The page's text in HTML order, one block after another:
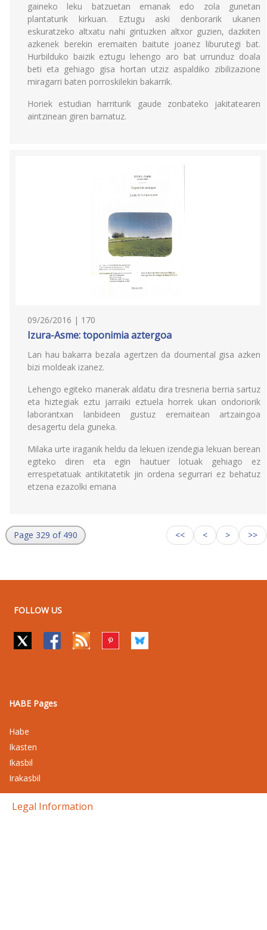
gaineko leku batzuetan emanak edo zola gunetan
plantaturik kirkuan. Eztugu aski denborarik ukanen
eskuratzeko altxatu nahi gintuzken altxor guzien, dazkiten
azkenek berekin eremaiten baitute joanez liburutegi bat.
Hurbilduko baizik eztugu lehengo aro bat urrunduz doala
beti eta gehiago gisa hortan utziz aspaldiko zibilizazione
miragarri baten porroskilekin bakarrik.
Horiek estudian harriturik gaude zonbateko jakitatearen
aintzinean giren barnatuz.
09/26/2016 | 170
Izura-Asme: toponimia aztergoa
Lan hau bakarra bezala agertzen da doumental gisa azken
bizi moldeak izanez.
Lehengo egiteko manerak aldatu dira tresneria berria sartuz
eta hiztegiak eztu jarraiki eztuela horrek ukan ondoriorik
laborantxan lanbideen gustuz eremaitean artzaingoa
desagertu dela guneka.
Milaka urte iraganik heldu da lekuen izendegia lekuan berean
egiteko diren eta egin hautuer lotuak gehiago ez
errespetatuak antikitatetik jin ordena segurrari ez behatuz
etzena ezazolki emana
Page 329 of 490 << < > >>
FOLLOW US
HABE Pages
Habe
Ikasten
Ikasbil
Irakasbil
Legal Information